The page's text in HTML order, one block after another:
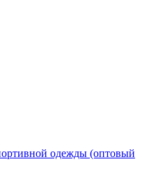
одежды (оптовый